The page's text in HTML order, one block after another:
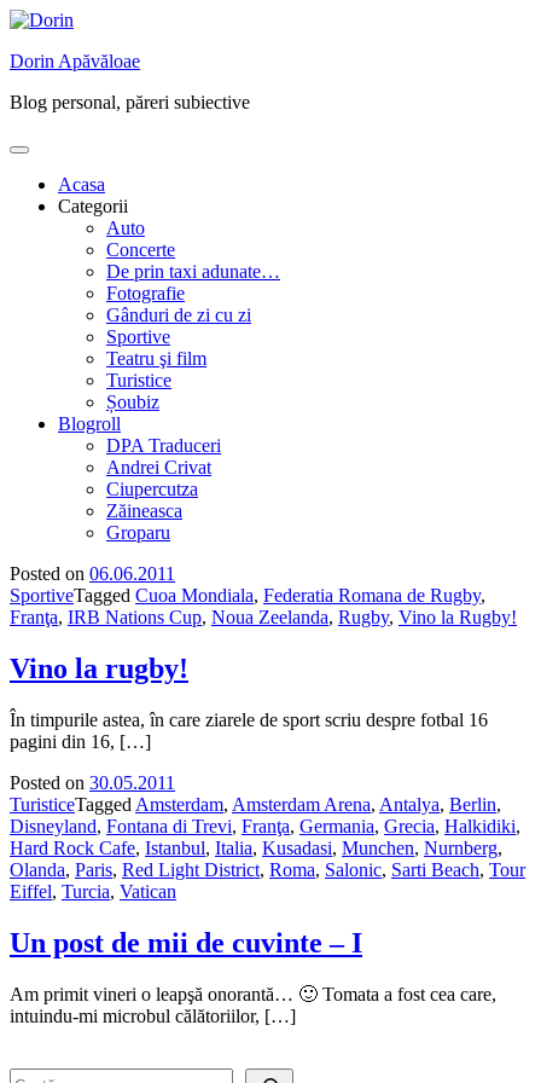
Skip
content
Dorin Apăvăloae
Blog personal, păreri subiective
Acasa
Categorii
Auto
Concerte
De prin taxi adunate…
Fotografie
Gânduri de zi cu zi
Sportive
Teatru şi film
Turistice
Șoubiz
Blogroll
DPA Traduceri
Andrei Crivat
Ciupercutza
Zăineasca
Groparu
Posted on 06.06.2011
SportiveTagged Cuoa Mondiala, Federatia Romana de Rugby,
Franţa, IRB Nations Cup, Noua Zeelanda, Rugby, Vino la Rugby!
Vino la rugby!
În timpurile astea, în care ziarele de sport scriu despre fotbal 16
pagini din 16, […]
Posted on 30.05.2011
TuristiceTagged Amsterdam, Amsterdam Arena, Antalya, Berlin,
Disneyland, Fontana di Trevi, Franţa, Germania, Grecia, Halkidiki,
Hard Rock Cafe, Istanbul, Italia, Kusadasi, Munchen, Nurnberg,
Olanda, Paris, Red Light District, Roma, Salonic, Sarti Beach, Tour
Eiffel, Turcia, Vatican
Un post de mii de cuvinte – I
Am primit vineri o leapşă onorantă… 🙂 Tomata a fost cea care,
intuindu-mi microbul călătoriilor, […]